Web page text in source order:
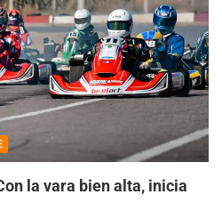
la vara bien alta, inicia